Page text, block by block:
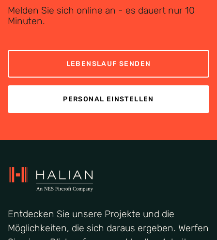
Melden Sie sich online an - es dauert nur 10
Minuten.
LEBENSLAUF SENDEN
PERSONAL EINSTELLEN
Entdecken Sie unsere Projekte und die
Möglichkeiten, die sich daraus ergeben. Werfen